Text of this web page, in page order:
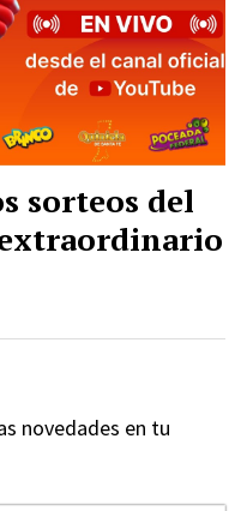
sorteos del
novedades en tu